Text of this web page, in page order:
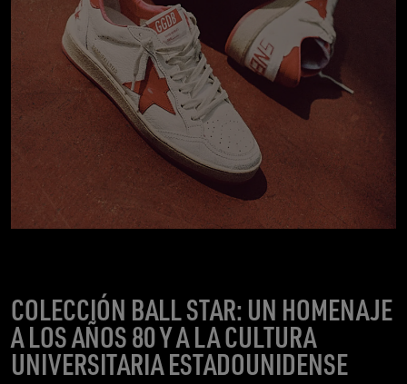
COLECCIÓN BALL STAR: UN HOMENAJE
A LOS AÑOS 80 Y A LA CULTURA
UNIVERSITARIA ESTADOUNIDENSE